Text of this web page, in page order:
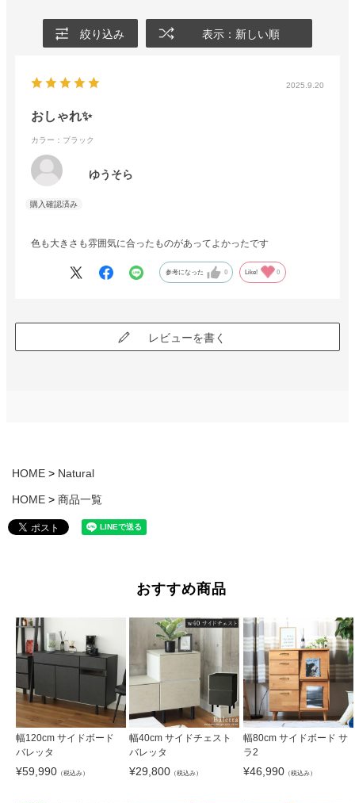
絞り込み 表示：新しい順
2025.9.20
おしゃれ✨
カラー：ブラック
ゆうそら
色も大きさも雰囲気に合ったものがあってよかったです
参考になった 0 Like! 0
レビューを書く
HOME Natural
HOME 商品一覧
おすすめ商品
幅120cm サイドボード
バレッタ
¥59,990 （税込み）
幅40cm サイドチェスト
バレッタ
¥29,800 （税込み）
幅80cm サイドボード サ
ラ2
¥46,990（税込み）